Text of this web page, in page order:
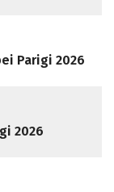
Parigi 2026
2026